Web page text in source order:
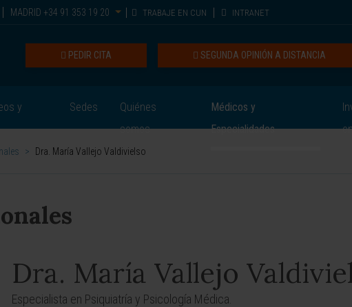
MADRID +34 91 353 19 20 TRABAJE EN CUN INTRANET
SEGUNDA OPINIÓN A DISTANCIA
PEDIR CITA
y
Sedes
Quiénes
somos
Médicos y
Especialidades
> Dra. María Vallejo Valdivielso
Dra. María Vallejo
Especialista en Psiquiatría y Psicología Médica.